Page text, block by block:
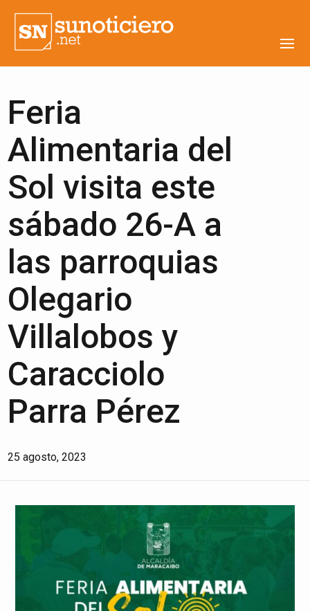
Feria
Alimentaria del
Sol visita este
sábado 26-A a
las parroquias
Olegario
Villalobos y
Caracciolo
Parra Pérez
25 agosto, 2023